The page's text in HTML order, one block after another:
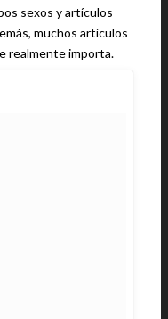
sexos y artículos
muchos artículos
realmente importa.